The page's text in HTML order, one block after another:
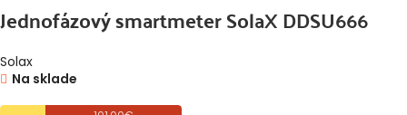
Jednofázový smartmeter SolaX DDSU666
Solax
Na sklade